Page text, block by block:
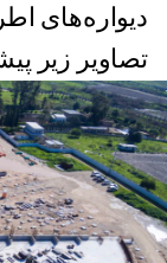
دیواره‌‌های
تصاویر زیر